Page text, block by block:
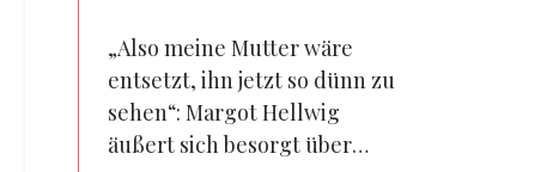
„Also meine Mutter wäre
entsetzt, ihn jetzt so dünn zu
sehen“: Margot Hellwig
äußert sich besorgt über